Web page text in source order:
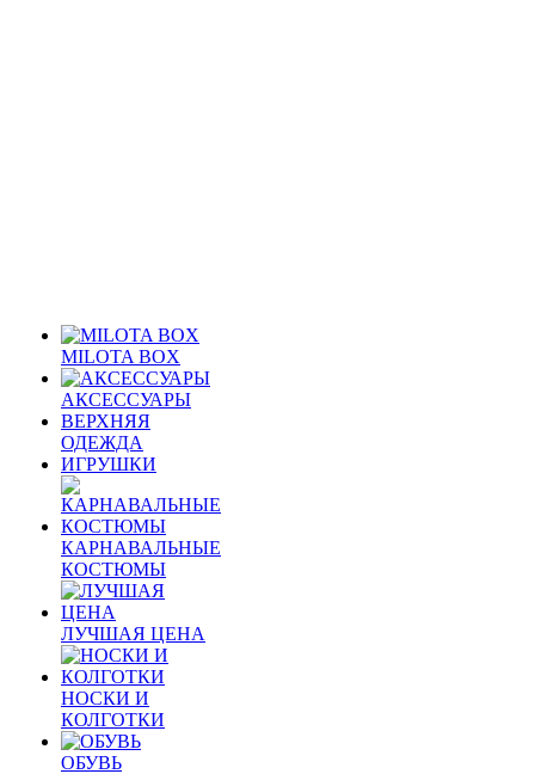
MILOTA BOX
АКСЕССУАРЫ
ВЕРХНЯЯ
ОДЕЖДА
ИГРУШКИ
КАРНАВАЛЬНЫЕ
КОСТЮМЫ
ЛУЧШАЯ ЦЕНА
НОСКИ И
КОЛГОТКИ
ОБУВЬ